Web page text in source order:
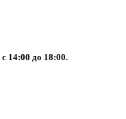
14:00 до 18:00.